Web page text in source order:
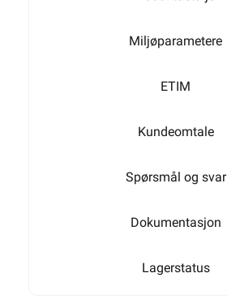
Miljøparametere
ETIM
Kundeomtale
Spørsmål og svar
Dokumentasjon
Lagerstatus